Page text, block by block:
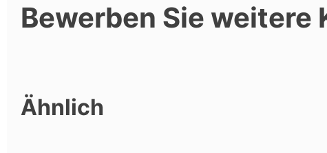
Bewerben Sie weitere
Ähnlich